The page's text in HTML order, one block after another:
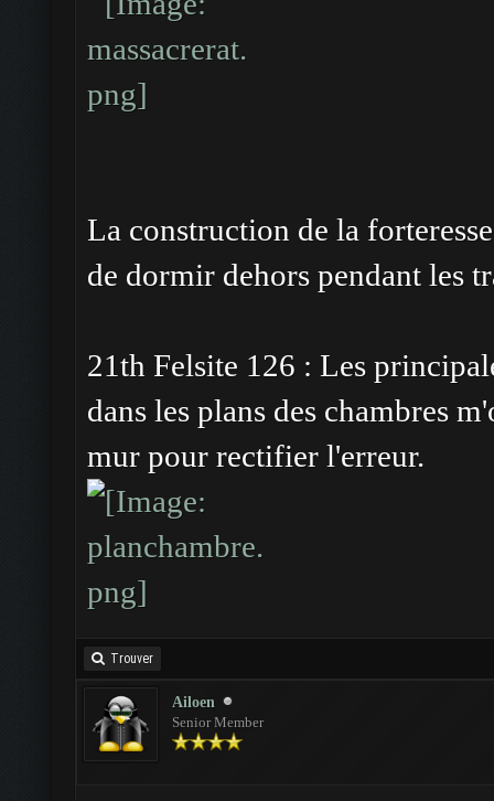
La construction de la
de dormir dehors pendant les
21th Felsite 126 : Les
dans les plans des chambres
mur pour rectifier l'erreur.
Trouver
Ailoen
Senior Member